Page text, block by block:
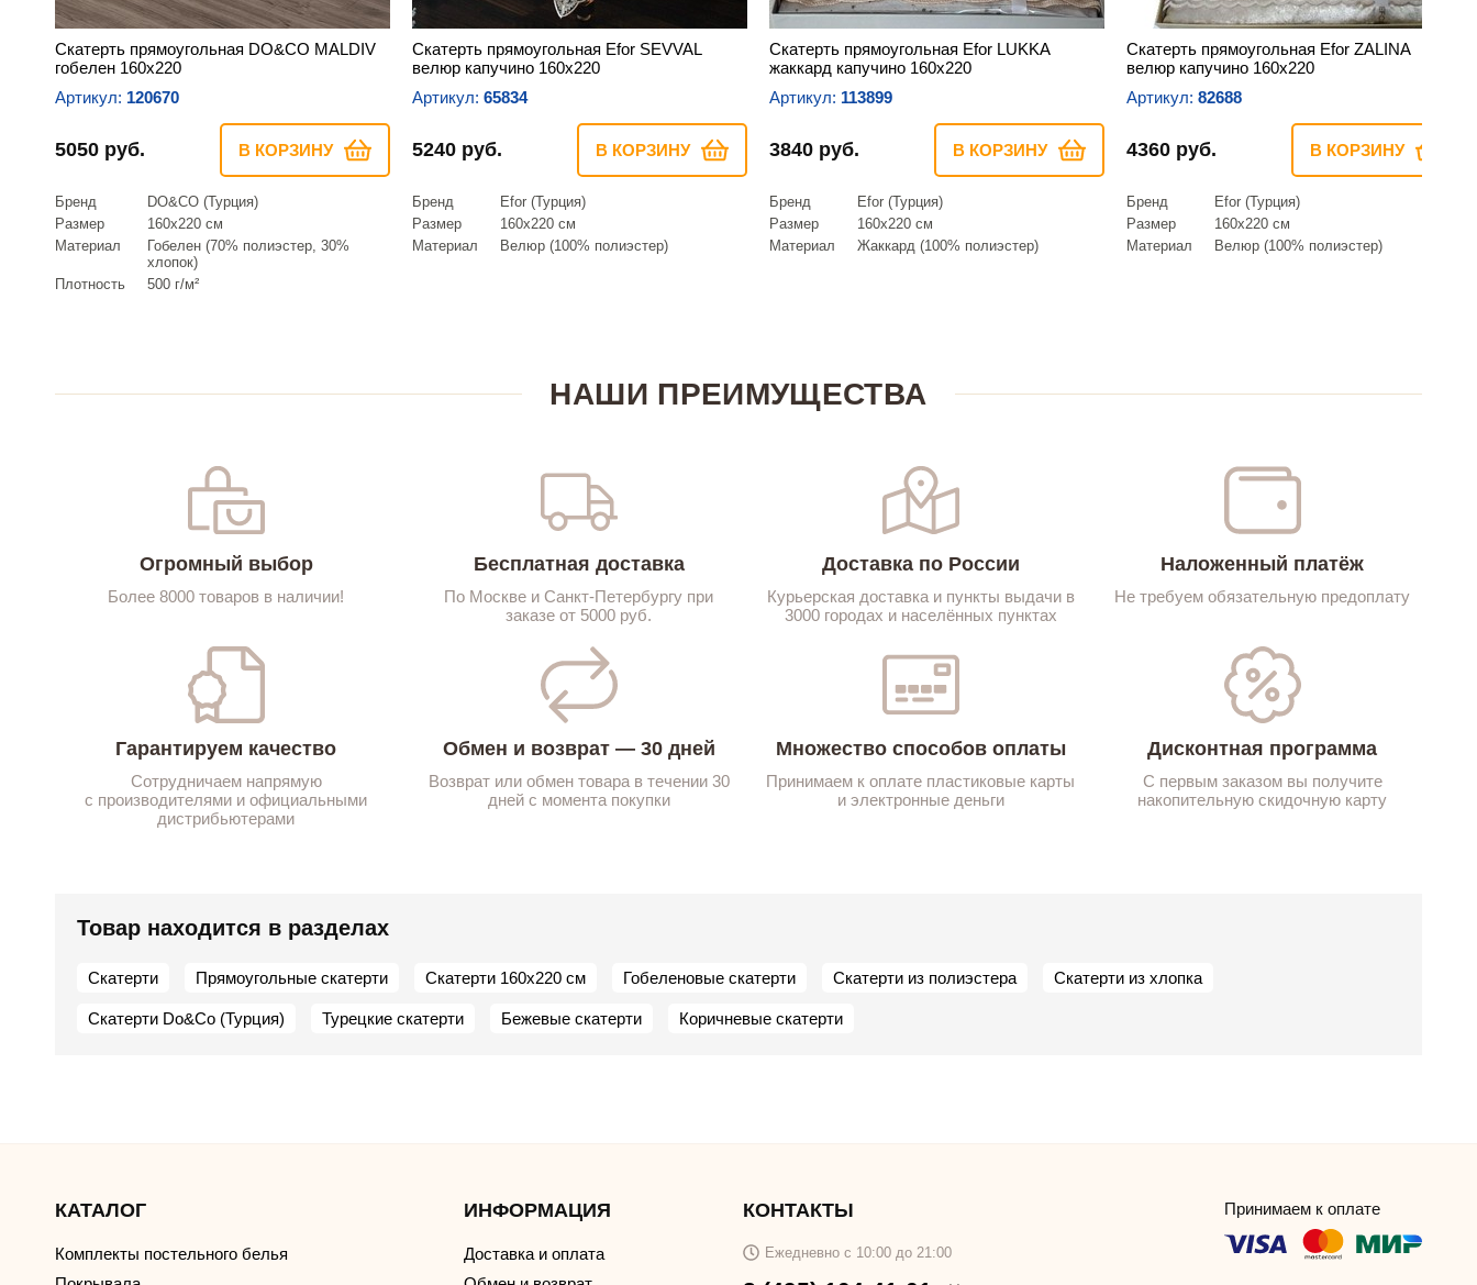
Скатерть прямоугольная DO&CO MALDIV
гобелен 160х220
Артикул: 120670
5050 руб. В КОРЗИНУ
Бренд
DO&CO (Турция)
Размер
160х220 см
Материал
Гобелен (70% полиэстер, 30%
хлопок)
Плотность
500 г/м²
Скатерть прямоугольная Efor SEVVAL
велюр капучино 160х220
Артикул: 65834
5240 руб. В КОРЗИНУ
Бренд
Efor (Турция)
Размер
160х220 см
Материал
Велюр (100% полиэстер)
Скатерть прямоугольная Efor LUKKA
жаккард капучино 160х220
Артикул: 113899
3840 руб. В КОРЗИНУ
Бренд
Efor (Турция)
Размер
160х220 см
Материал
Жаккард (100% полиэстер)
Скатерть прямоугольная Efor ZALINA
велюр капучино 160х220
Артикул: 82688
4360 руб. В КОРЗИНУ
Бренд
Efor (Турция)
Размер
160х220 см
Материал
Велюр (100% полиэстер)
НАШИ ПРЕИМУЩЕСТВА
Огромный выбор
Более 8000 товаров в наличии!
Бесплатная доставка
По Москве и Санкт-Петербургу при
заказе от 5000 руб.
Доставка по России
Курьерская доставка и пункты выдачи в
3000 городах и населённых пунктах
Наложенный платёж
Не требуем обязательную предоплату
Гарантируем качество
Сотрудничаем напрямую
с производителями и официальными
дистрибьютерами
Обмен и возврат — 30 дней
Возврат или обмен товара в течении 30
дней с момента покупки
Множество способов оплаты
Принимаем к оплате пластиковые карты
и электронные деньги
Дисконтная программа
С первым заказом вы получите
накопительную скидочную карту
Товар находится в разделах
Скатерти Прямоугольные скатерти Скатерти 160х220 см Гобеленовые скатерти Скатерти из полиэстера Скатерти из хлопка
Скатерти Do&Co (Турция) Турецкие скатерти Бежевые скатерти Коричневые скатерти
КАТАЛОГ
Комплекты постельного белья
ИНФОРМАЦИЯ
Доставка и оплата
КОНТАКТЫ
Ежедневно с 10:00 до 21:00
Принимаем к оплате